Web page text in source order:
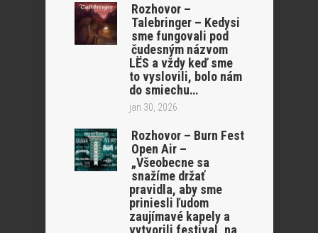
Rozhovor –
Talebringer – Kedysi
sme fungovali pod
čudesným názvom
LËS a vždy keď sme
to vyslovili, bolo nám
do smiechu…
jan 30, 2026
Rozhovor – Burn Fest
Open Air –
„Všeobecne sa
snažíme držať
pravidla, aby sme
priniesli ľudom
zaujímavé kapely a
vytvorili festival, na